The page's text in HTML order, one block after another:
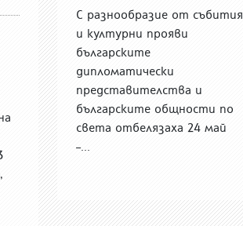
С разнообразие от събития
и културни прояви
българските
дипломатически
представителства и
българските общности по
света отбелязаха 24 май
–...